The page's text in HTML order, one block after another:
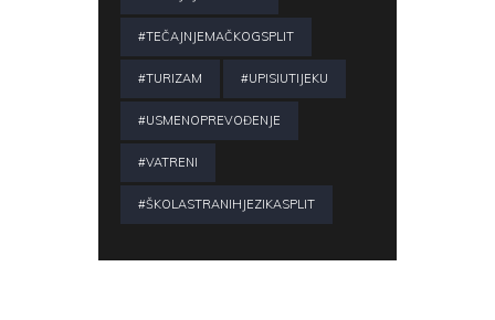
#TEČAJNJEMAČKOGSPLIT
#TURIZAM #UPISIUTIJEKU
#USMENOPREVOĐENJE
#VATRENI
#ŠKOLASTRANIHJEZIKASPLIT